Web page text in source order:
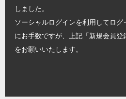
しました。
ソーシャルログインを利用してロ
にお手数ですが、上記「新規会員
をお願いいたします。